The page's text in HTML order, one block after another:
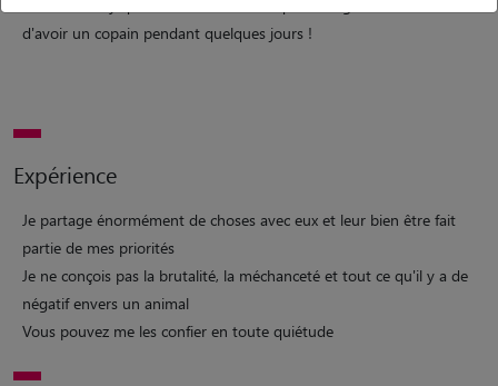
d'avoir un copain pendant quelques jours !
Expérience
Je partage énormément de choses avec eux et leur bien être fait
partie de mes priorités
Je ne conçois pas la brutalité, la méchanceté et tout ce qu'il y a de
négatif envers un animal
Vous pouvez me les confier en toute quiétude